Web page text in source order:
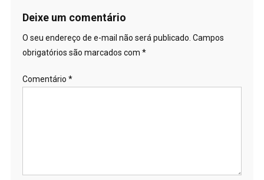
Post
Deixe um comentário
O seu endereço de e-mail não será publicado. Campos
obrigatórios são marcados com *
Comentário *